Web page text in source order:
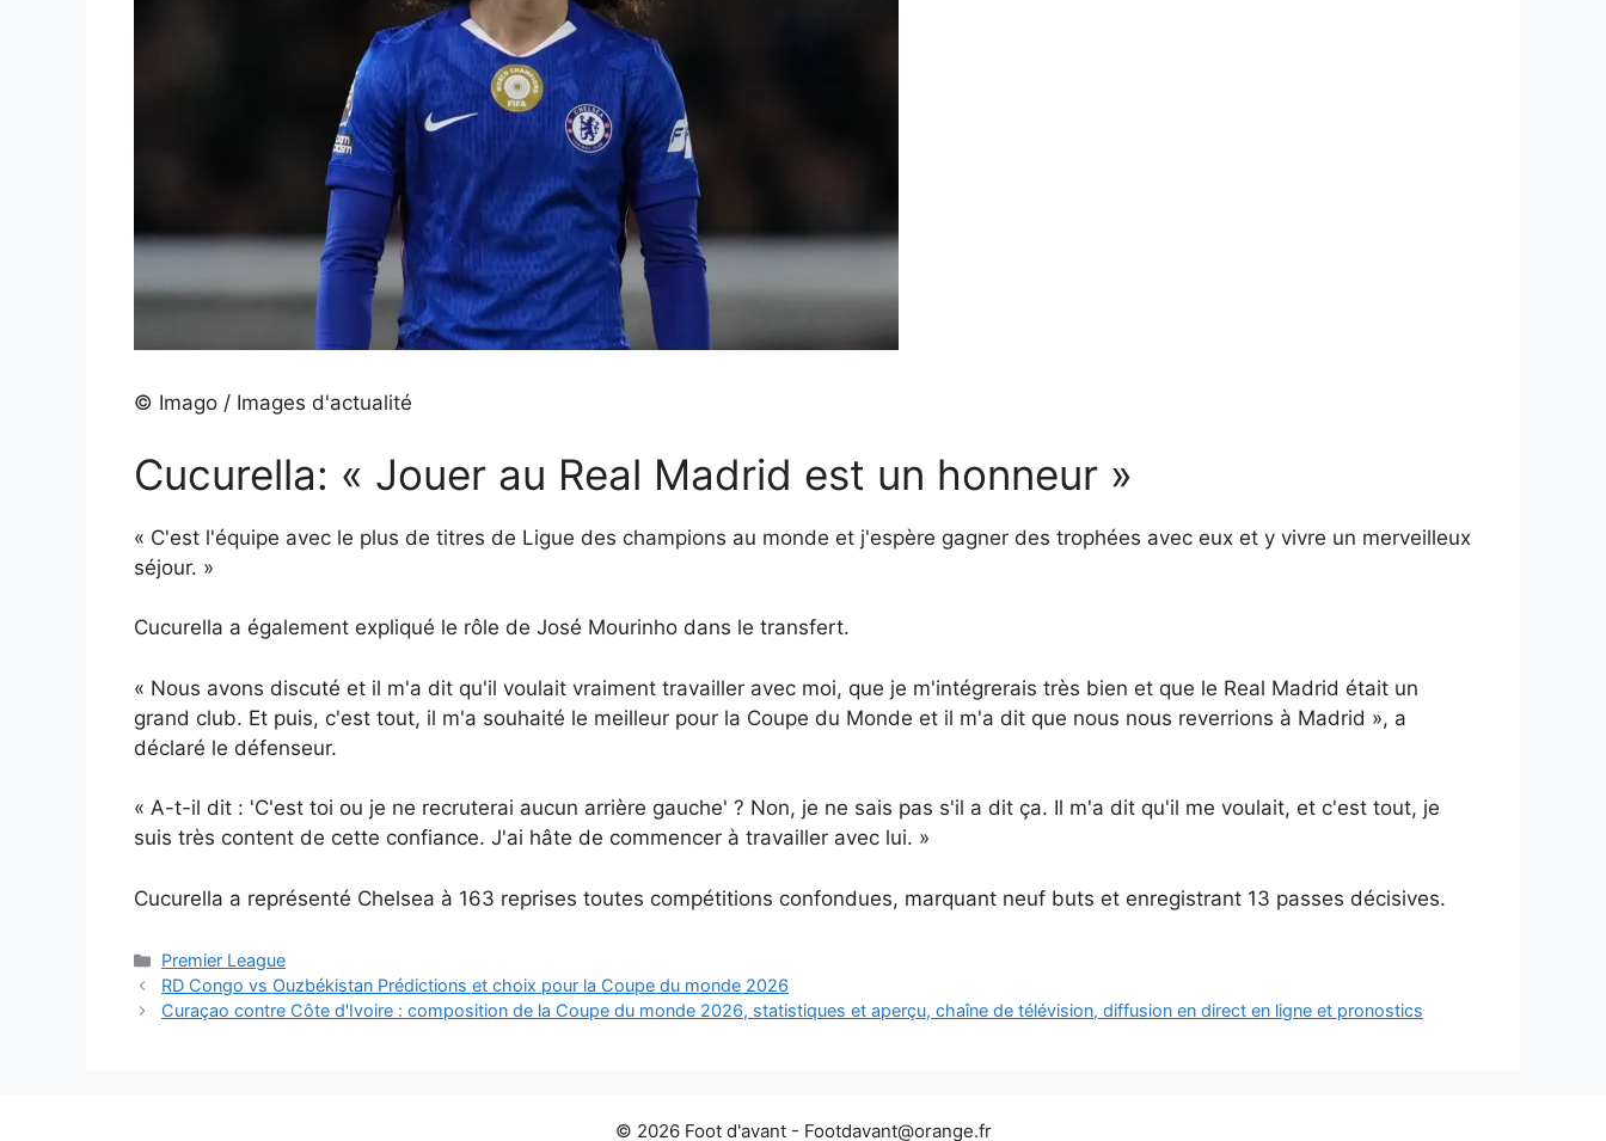
© Imago / Images d'actualité
Cucurella: « Jouer au Real Madrid est un honneur »
« C'est l'équipe avec le plus de titres de Ligue des champions au monde et j'espère gagner des trophées avec eux et y vivre un merveilleux
séjour. »
Cucurella a également expliqué le rôle de José Mourinho dans le transfert.
« Nous avons discuté et il m'a dit qu'il voulait vraiment travailler avec moi, que je m'intégrerais très bien et que le Real Madrid était un
grand club. Et puis, c'est tout, il m'a souhaité le meilleur pour la Coupe du Monde et il m'a dit que nous nous reverrions à Madrid », a
déclaré le défenseur.
« A-t-il dit : 'C'est toi ou je ne recruterai aucun arrière gauche' ? Non, je ne sais pas s'il a dit ça. Il m'a dit qu'il me voulait, et c'est tout, je
suis très content de cette confiance. J'ai hâte de commencer à travailler avec lui. »
Cucurella a représenté Chelsea à 163 reprises toutes compétitions confondues, marquant neuf buts et enregistrant 13 passes décisives.
Catégories
Premier League
RD Congo vs Ouzbékistan Prédictions et choix pour la Coupe du monde 2026
Curaçao contre Côte d'Ivoire : composition de la Coupe du monde 2026, statistiques et aperçu, chaîne de télévision, diffusion en direct en ligne et pronostics
© 2026 Foot d'avant - Footdavant@orange.fr